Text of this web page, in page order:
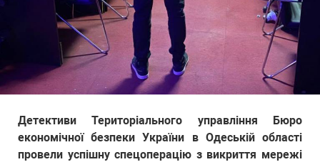
Детективи Територіального управління Бюро
економічної безпеки України в Одеській області
провели успішну спецоперацію з викриття мережі